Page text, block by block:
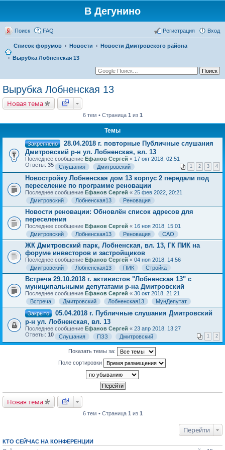
В Дегунино
Поиск FAQ Вход
Регистрация
Список форумов Новости
Новости Дмитровского района
Вырубка Лобненская 13
Вырубка Лобненская 13
Новая тема
6 тем • Страница 1 из 1
Темы
Закреплено
28.04.2018 г. повторные Публичные слушания
Дмитровский р-н ул. Лобненская, вл. 13
Последнее сообщение Ефанов Сергей « 17 окт 2018, 02:51
Ответы: 35 1 2 3 4
Слушания Дмитровский
Новостройку Лобненская дом 13 корпус 2 передали под
переселение по программе реновации
Последнее сообщение Ефанов Сергей « 25 фев 2022, 20:21
Дмитровский
Лобненская13 Реновация
Новости реновации: Обновлён список адресов для
переселения
Последнее сообщение Ефанов Сергей « 16 ноя 2018, 15:01
Дмитровский
Лобненская13 Реновация САО
ЖК Дмитровский парк, Лобненская, вл. 13, ГК ПИК на
форуме инвесторов и застройщиков
Последнее сообщение Ефанов Сергей « 04 ноя 2018, 14:56
Дмитровский
Лобненская13 ПИК Стройка
Встреча 29.10.2018 г. активистов "Лобненская 13" с
муниципальными депутатами р-на Дмитровский
Последнее сообщение Ефанов Сергей « 30 окт 2018, 21:21
Встреча
Дмитровский Лобненская13
МунДепутат
Закрыто
05.04.2018 г. Публичные слушания Дмитровский
р-н ул. Лобненская, вл. 13
Последнее сообщение Ефанов Сергей « 23 апр 2018, 13:27
Ответы: 10 1 2
Слушания ПЗЗ Дмитровский
Показать темы за:
Поле сортировки
Новая тема
6 тем • Страница 1 из 1
Перейти
КТО СЕЙЧАС НА КОНФЕРЕНЦИИ